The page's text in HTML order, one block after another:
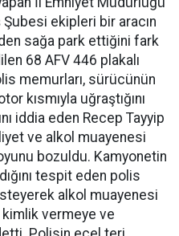
ekipleri bir aracın
sağa park ettiğini fark
68 AFV 446 plakalı
memurları, sürücünün
kısmıyla uğraştığını
iddia eden Recep Tayyip
ve alkol muayenesi
bozuldu. Kamyonetin
tespit eden polis
alkol muayenesi
vermeye ve